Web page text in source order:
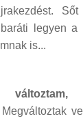
legyen a
is...